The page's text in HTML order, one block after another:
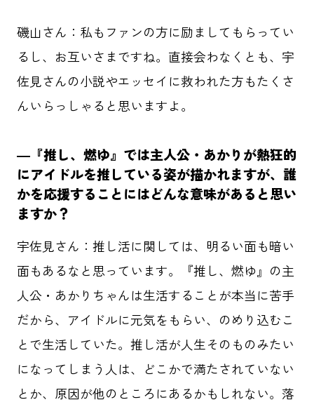
磯山さん：私もファンの方に励ましてもらってい
るし、お互いさまですね。直接会わなくとも、宇
佐見さんの小説やエッセイに救われた方もたくさ
んいらっしゃると思いますよ。
―『推し、燃ゆ』では主人公・あかりが熱狂的
にアイドルを推している姿が描かれますが、誰
かを応援することにはどんな意味があると思い
ますか？
宇佐見さん：推し活に関しては、明るい面も暗い
面もあるなと思っています。『推し、燃ゆ』の主
人公・あかりちゃんは生活することが本当に苦手
だから、アイドルに元気をもらい、のめり込むこ
とで生活していた。推し活が人生そのものみたい
になってしまう人は、どこかで満たされていない
とか、原因が他のところにあるかもしれない。落